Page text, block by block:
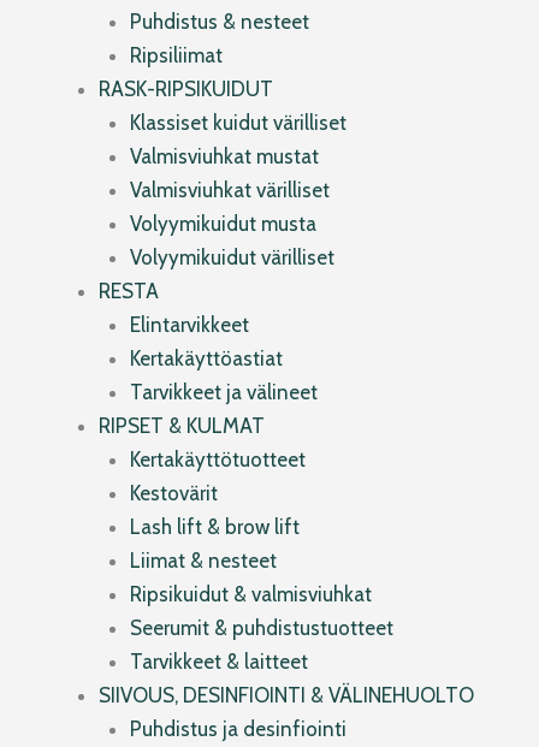
Puhdistus & nesteet
Ripsiliimat
RASK-RIPSIKUIDUT
Klassiset kuidut värilliset
Valmisviuhkat mustat
Valmisviuhkat värilliset
Volyymikuidut musta
Volyymikuidut värilliset
RESTA
Elintarvikkeet
Kertakäyttöastiat
Tarvikkeet ja välineet
RIPSET & KULMAT
Kertakäyttötuotteet
Kestovärit
Lash lift & brow lift
Liimat & nesteet
Ripsikuidut & valmisviuhkat
Seerumit & puhdistustuotteet
Tarvikkeet & laitteet
SIIVOUS, DESINFIOINTI & VÄLINEHUOLTO
Puhdistus ja desinfiointi